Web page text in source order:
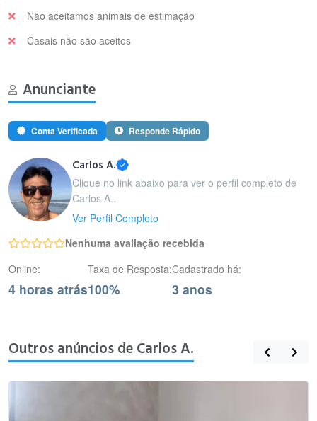
Não aceitamos animais de estimação
Casais não são aceitos
Anunciante
Conta Verificada Responde Rápido
Carlos A.
Clique no link abaixo para ver o perfil completo de
Carlos A..
Ver Perfil Completo
Nenhuma avaliação recebida
Online:
4 horas atrás
Taxa de Resposta:
100%
Cadastrado há:
3 anos
Outros anúncios de Carlos A.